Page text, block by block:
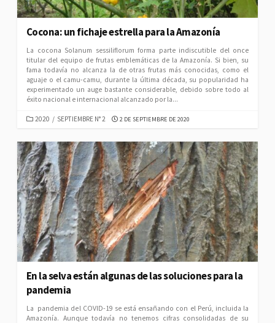
Cocona: un fichaje estrella para la Amazonía
La cocona Solanum sessiliflorum forma parte indiscutible del once
titular del equipo de frutas emblemáticas de la Amazonía. Si bien, su
fama todavía no alcanza la de otras frutas más conocidas, como el
aguaje o el camu-camu, durante la última década, su popularidad ha
experimentado un auge bastante considerable, debido sobre todo al
éxito nacional e internacional alcanzado por la...
CATEGORIES
2020 / SEPTIEMBRE N° 2 PUBLISHED
DATE
2 DE SEPTIEMBRE DE 2020
En la selva están algunas de las soluciones para la
pandemia
La pandemia del COVID-19 se está ensañando con el Perú, incluida la
Amazonía. Aunque todavía no tenemos cifras consolidadas de su